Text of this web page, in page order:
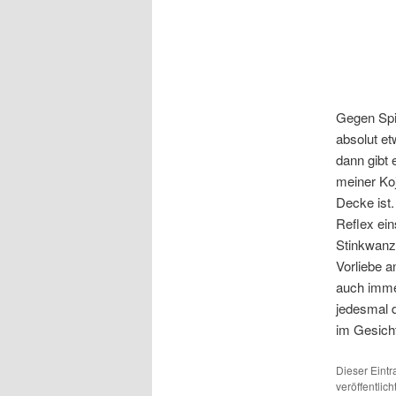
Gegen
absolut
dann gibt
meiner
Decke
Reflex
Vorliebe
auch
jedesmal
im
Dieser